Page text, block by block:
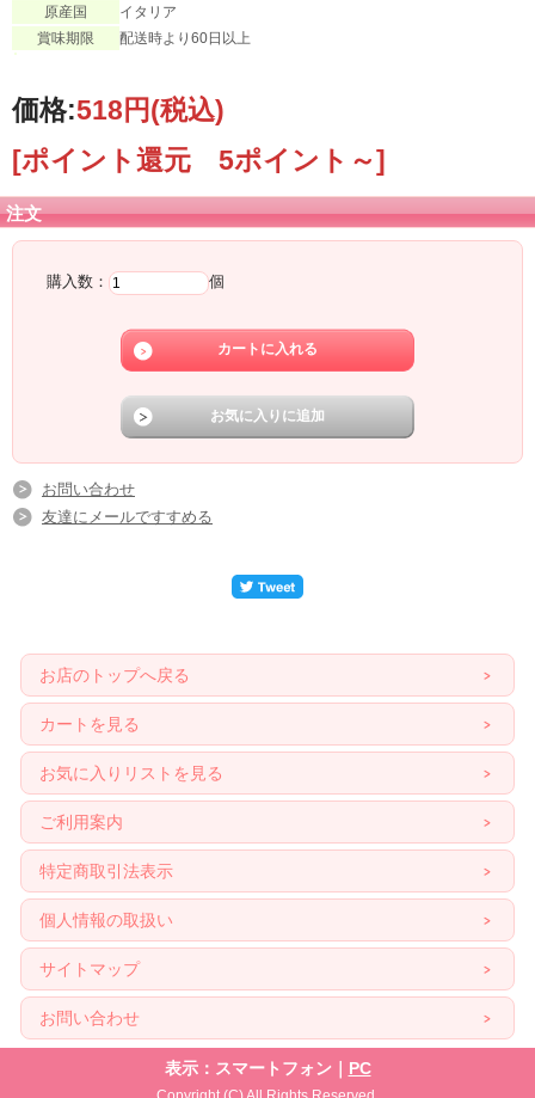
原産国
イタリア
賞味期限
配送時より60日以上
価格:518円(税込)
[ポイント還元 5ポイント～]
注文
購入数： 個
お問い合わせ
友達にメールですすめる
お店のトップへ戻る
カートを見る
お気に入りリストを見る
ご利用案内
特定商取引法表示
個人情報の取扱い
サイトマップ
お問い合わせ
表示：スマートフォン｜ PC